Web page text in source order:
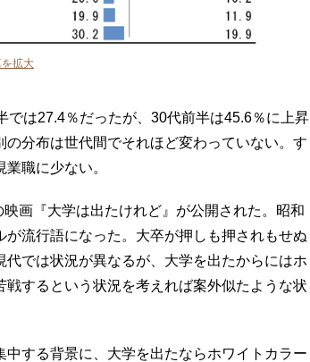
拡大
は27.4％だったが、30代前半は45.6％に上昇
分布は世代間でそれほど変わっていない。す
職に少ない。
画『大学は出たけれど』が公開された。昭和
流行語になった。大卒が押しも押されもせぬ
では状況が異なるが、大学を出たからにはホ
するという状況を考えれば案外似たような状
する背景に、大学を出たならホワイトカラー